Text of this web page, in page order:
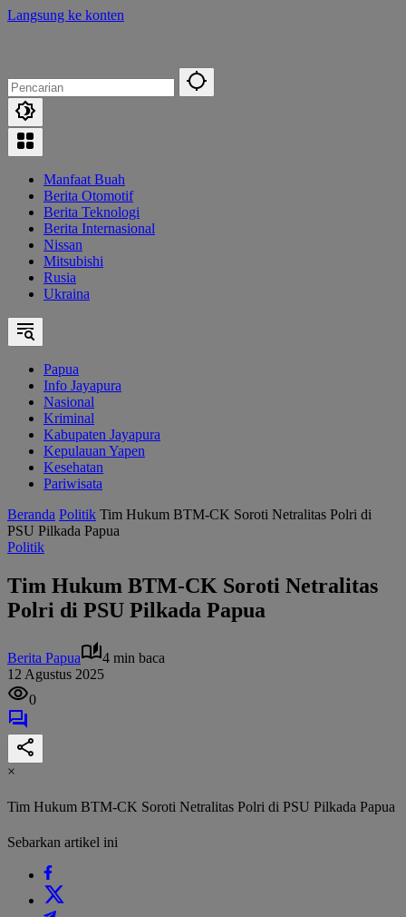
Langsung ke konten
Manfaat Buah
Berita Otomotif
Berita Teknologi
Berita Internasional
Nissan
Mitsubishi
Rusia
Ukraina
Papua
Info Jayapura
Nasional
Kriminal
Kabupaten Jayapura
Kepulauan Yapen
Kesehatan
Pariwisata
Beranda Politik Tim Hukum BTM-CK Soroti Netralitas Polri di
PSU Pilkada Papua
Politik
Tim Hukum BTM-CK Soroti Netralitas
Polri di PSU Pilkada Papua
Berita Papua
4 min baca
12 Agustus 2025
0
×
Tim Hukum BTM-CK Soroti Netralitas Polri di PSU Pilkada Papua
Sebarkan artikel ini